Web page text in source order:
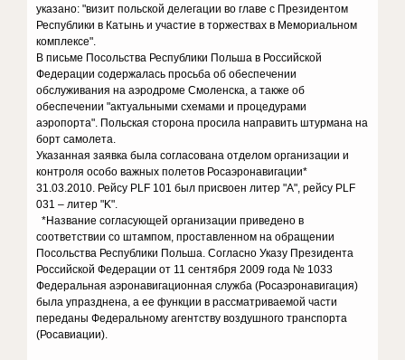
указано: "визит польской делегации во главе с Президентом
Республики в Катынь и участие в торжествах в Мемориальном
комплексе".
В письме Посольства Республики Польша в Российской
Федерации содержалась просьба об обеспечении
обслуживания на аэродроме Смоленска, а также об
обеспечении "актуальными схемами и процедурами
аэропорта". Польская сторона просила направить штурмана на
борт самолета.
Указанная заявка была согласована отделом организации и
контроля особо важных полетов Росаэронавигации*
31.03.2010. Рейсу PLF 101 был присвоен литер "А", рейсу PLF
031 – литер "K".
*Название согласующей организации приведено в
соответствии со штампом, проставленном на обращении
Посольства Республики Польша. Согласно Указу Президента
Российской Федерации от 11 сентября 2009 года № 1033
Федеральная аэронавигационная служба (Росаэронавигация)
была упразднена, а ее функции в рассматриваемой части
переданы Федеральному агентству воздушного транспорта
(Росавиации).